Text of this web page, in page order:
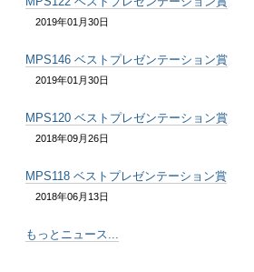
2019年01月30日
MPS146 ベストプレゼンテーション賞
2019年01月30日
MPS120 ベストプレゼンテーション賞
2018年09月26日
MPS118 ベストプレゼンテーション賞
2018年06月13日
もっとニュース...